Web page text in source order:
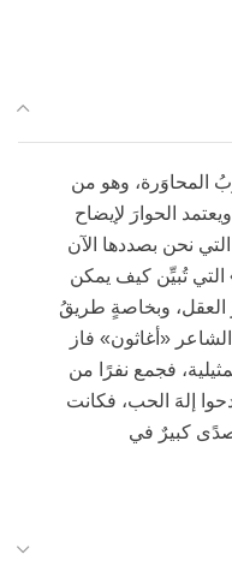
المحاوَرة، وهو من
الحوارَ لإيضاح
نحن بصددها الآن
التي تُبيِّن كيف يمكن
العقل، وبخاصةٍ طريقُ
«أغاثون» فاز
فجمع نفرًا من
إلهَ الحب، فكانت
صدًى كبيرٌ في